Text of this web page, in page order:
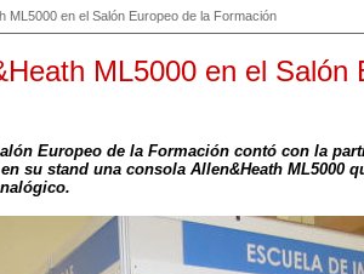
ML5000 en el Salón Europeo de la Formación
ML5000 en el Salón
Europeo de la Formación contó con la
su stand una consola Allen&Heath ML5000